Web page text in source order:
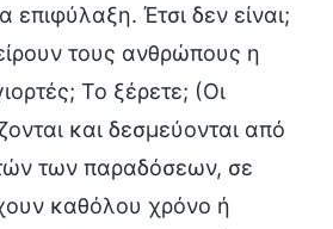
επιφύλαξη. Έτσι δεν είναι;
τους ανθρώπους η
Το ξέρετε; (Οι
και δεσμεύονται από
των παραδόσεων, σε
καθόλου χρόνο ή